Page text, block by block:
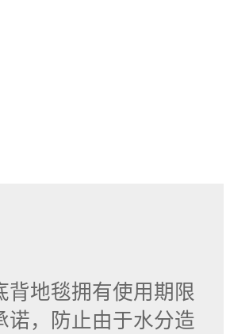
背地毯拥有使用期限
诺，防止由于水分造